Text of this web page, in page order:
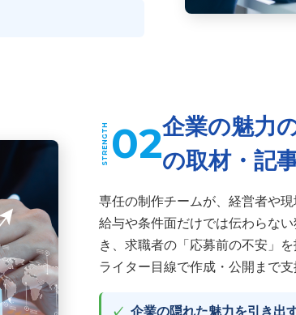
02企業の魅力
の取材・記
専任の制作チームが、経営者や
給与や条件面だけでは伝わらな
き、求職者の「応募前の不安」
ライター目線で作成・公開まで支
企業の隠れた魅力を引き出